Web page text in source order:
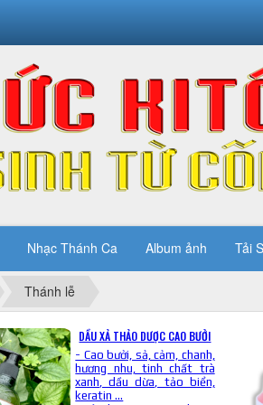
Nhạc Thánh Ca Album ảnh Tải
Thánh lễ